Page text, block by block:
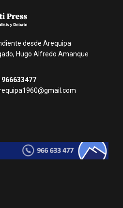
desde Arequipa
Hugo Alfredo Amanque